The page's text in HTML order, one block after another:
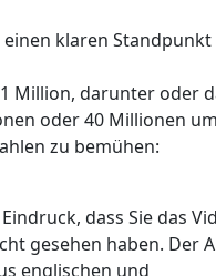
klaren Standpunkt
Million, darunter oder
oder 40 Millionen
zu bemühen:
dass Sie das
gesehen haben. Der
englischen und